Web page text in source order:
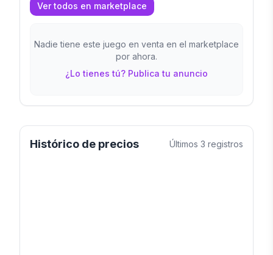
Ver todos en marketplace
Nadie tiene este juego en venta en el marketplace
por ahora.
¿Lo tienes tú? Publica tu anuncio
Histórico de precios Últimos 3 registros